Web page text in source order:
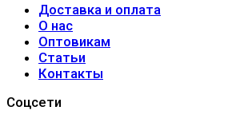
Доставка и оплата
О нас
Оптовикам
Статьи
Контакты
Соцсети